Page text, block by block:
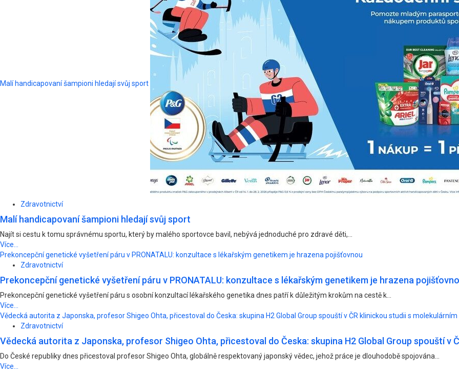
Malí handicapovaní šampioni hledají svůj sport
Zdravotnictví
Malí handicapovaní šampioni hledají svůj sport
Najít si cestu k tomu správnému sportu, který by malého sportovce bavil, nebývá jednoduché pro zdravé děti,...
Více...
Prekoncepční genetické vyšetření páru v PRONATALU: konzultace s lékařským genetikem je hrazena pojišťovnou
Zdravotnictví
Prekoncepční genetické vyšetření páru v PRONATALU: konzultace s lékařským genetikem je hrazena
Prekoncepční genetické vyšetření páru s osobní konzultací lékařského genetika dnes patří k důležitým krokům na cestě k...
Více...
Vědecká autorita z Japonska, profesor Shigeo Ohta, přicestoval do Česka: skupina H2 Global Group spouští v ČR klinickou studii s
Zdravotnictví
Vědecká autorita z Japonska, profesor Shigeo Ohta, přicestoval do Česka: skupina H2 Global Group spouští v
Do České republiky dnes přicestoval profesor Shigeo Ohta, globálně respektovaný japonský vědec, jehož práce je dlouhodobě spojována...
Více...